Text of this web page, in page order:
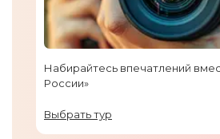
Набирайтесь впечатлений
России»
Выбрать тур